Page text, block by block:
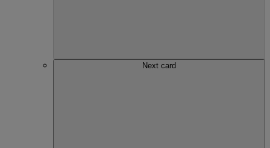
Next card